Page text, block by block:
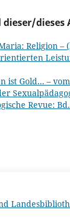
dieser/
Religion
ist Gold… –
Revue: